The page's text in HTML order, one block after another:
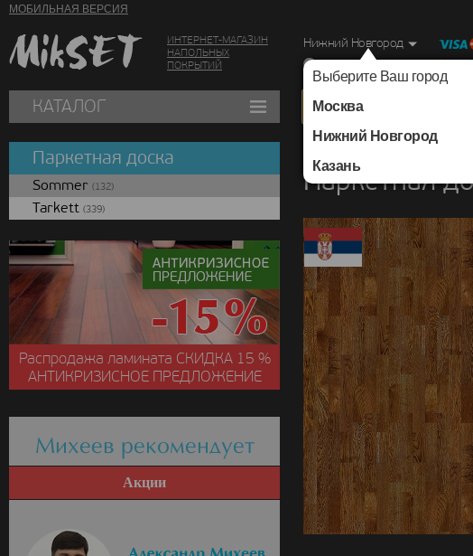
МОБИЛЬНАЯ ВЕРСИЯ
ИНТЕРНЕТ-МАГАЗИН
НАПОЛЬНЫХ
ПОКРЫТИЙ
Нижний Новгород
Выберите Ваш город
Москва
Нижний Новгород
Казань
г. Нижний Новгород, Ул.
КАТАЛОГ
Паркетная
Паркетная доска
Sommer (132)
Tarkett (339)
Распродажа ламината СКИДКА15 %
АНТИКРИЗИСНОЕ ПРЕДЛОЖЕНИЕ
Михеев рекомендует
Акции